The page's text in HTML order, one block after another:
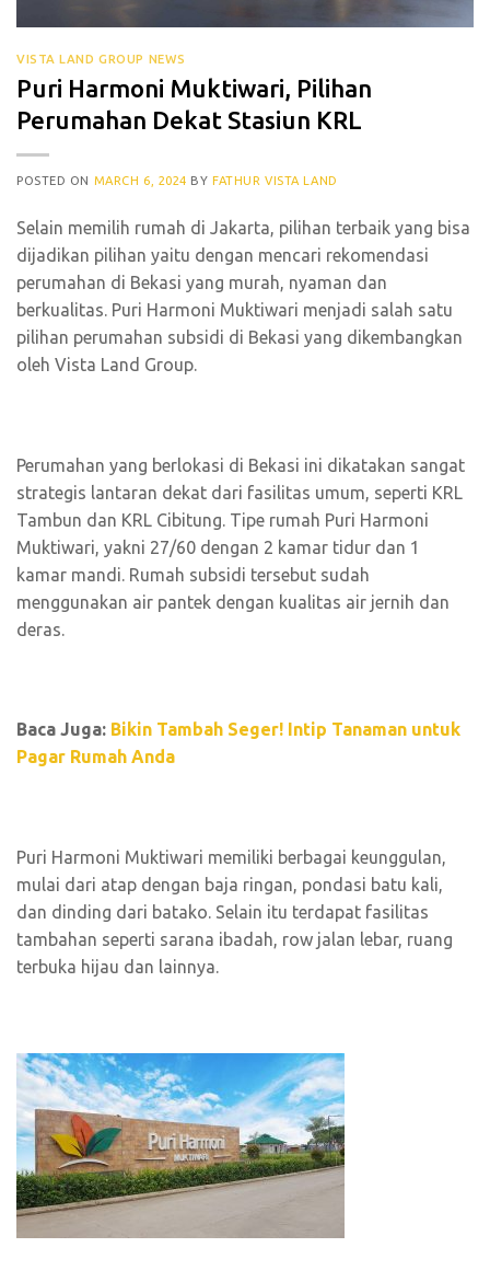
VISTA LAND GROUP NEWS
Puri Harmoni Muktiwari, Pilihan
Perumahan Dekat Stasiun KRL
POSTED ON MARCH 6, 2024 BYFATHUR VISTA LAND
Selain memilih rumah di Jakarta, pilihan terbaik yang bisa
dijadikan pilihan yaitu dengan mencari rekomendasi
perumahan di Bekasi yang murah, nyaman dan
berkualitas. Puri Harmoni Muktiwari menjadi salah satu
pilihan perumahan subsidi di Bekasi yang dikembangkan
oleh Vista Land Group.
Perumahan yang berlokasi di Bekasi ini dikatakan sangat
strategis lantaran dekat dari fasilitas umum, seperti KRL
Tambun dan KRL Cibitung. Tipe rumah Puri Harmoni
Muktiwari, yakni 27/60 dengan 2 kamar tidur dan 1
kamar mandi. Rumah subsidi tersebut sudah
menggunakan air pantek dengan kualitas air jernih dan
deras.
Baca Juga: Bikin Tambah Seger! Intip Tanaman untuk
Pagar Rumah Anda
Puri Harmoni Muktiwari memiliki berbagai keunggulan,
mulai dari atap dengan baja ringan, pondasi batu kali,
dan dinding dari batako. Selain itu terdapat fasilitas
tambahan seperti sarana ibadah, row jalan lebar, ruang
terbuka hijau dan lainnya.